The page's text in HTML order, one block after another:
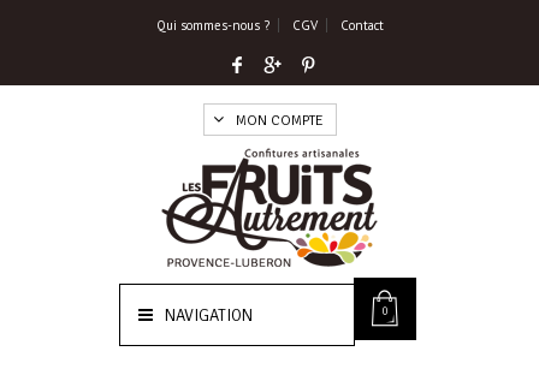
Qui sommes-nous ? CGV Contact
MON COMPTE
0
NAVIGATION